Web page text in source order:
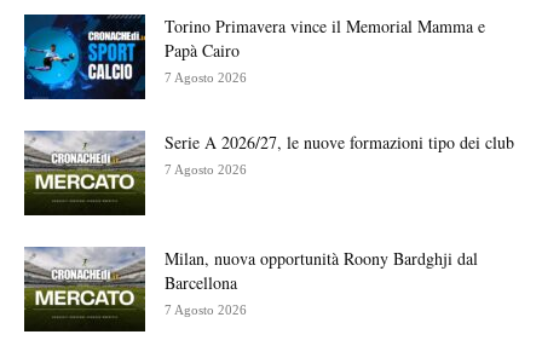
Torino Primavera vince il Memorial Mamma e
Papà Cairo
7 Agosto 2026
Serie A 2026/27, le nuove formazioni tipo dei club
7 Agosto 2026
Milan, nuova opportunità Roony Bardghji dal
Barcellona
7 Agosto 2026